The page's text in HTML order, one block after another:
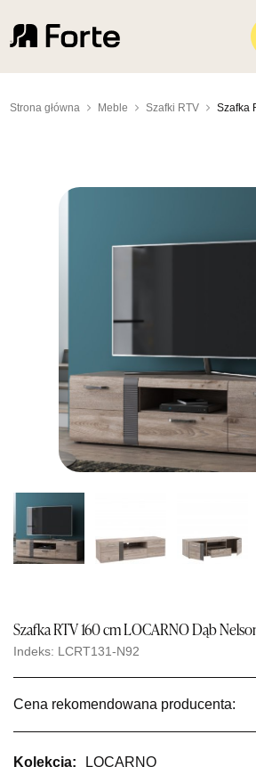
Strona główna Meble Szafki RTV Szafka
Szafka RTV 160 cm LOCARNO Dąb
Indeks: LCRT131-N92
Cena rekomendowana producenta:
Kolekcja:
LOCARNO